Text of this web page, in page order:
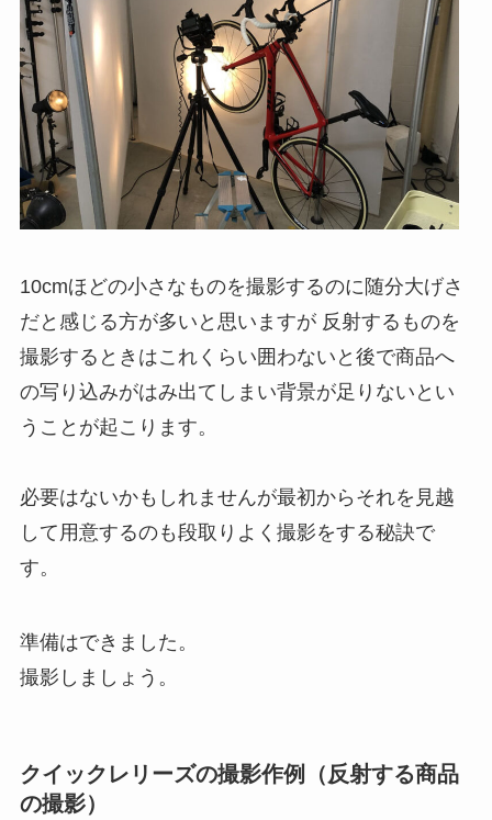
10cmほどの小さなものを撮影するのに随分大げさ
だと感じる方が多いと思いますが 反射するものを
撮影するときはこれくらい囲わないと後で商品へ
の写り込みがはみ出てしまい背景が足りないとい
うことが起こります。
必要はないかもしれませんが最初からそれを見越
して用意するのも段取りよく撮影をする秘訣で
す。
準備はできました。
撮影しましょう。
クイックレリーズの撮影作例（反射する商品
の撮影）